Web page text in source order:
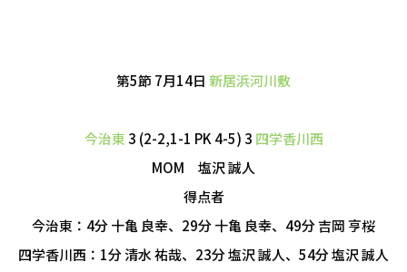
第5節 7月14日 新居浜河川敷
今治東 3 (2-2,1-1 PK 4-5) 3 四学香川西
MOM 塩沢 誠人
得点者
今治東：4分 十亀 良幸、29分 十亀 良幸、49分 吉岡 亨桜
四学香川西：1分 清水 祐哉、23分 塩沢 誠人、54分 塩沢 誠人